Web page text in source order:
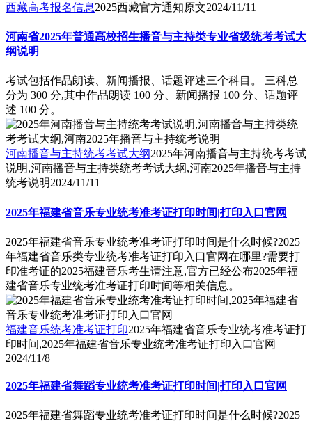
西藏高考报名信息2025西藏官方通知原文2024/11/11
河南省2025年普通高校招生播音与主持类专业省级统考考试大
纲说明
考试包括作品朗读、新闻播报、话题评述三个科目。 三科总
分为 300 分,其中作品朗读 100 分、新闻播报 100 分、话题评
述 100 分。
河南播音与主持统考考试大纲2025年河南播音与主持统考考试
说明,河南播音与主持类统考考试大纲,河南2025年播音与主持
统考说明2024/11/11
2025年福建省音乐专业统考准考证打印时间|打印入口官网
2025年福建省音乐专业统考准考证打印时间是什么时候?2025
年福建省音乐类专业统考准考证打印入口官网在哪里?需要打
印准考证的2025福建音乐考生请注意,官方已经公布2025年福
建省音乐专业统考准考证打印时间等相关信息。
福建音乐统考准考证打印2025年福建省音乐专业统考准考证打
印时间,2025年福建省音乐专业统考准考证打印入口官网
2024/11/8
2025年福建省舞蹈专业统考准考证打印时间|打印入口官网
2025年福建省舞蹈专业统考准考证打印时间是什么时候?2025